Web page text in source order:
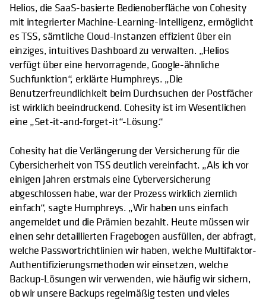
Helios, die SaaS-basierte Bedienoberfläche von Cohesity
mit integrierter Machine-Learning-Intelligenz, ermöglicht
es TSS, sämtliche Cloud-Instanzen effizient über ein
einziges, intuitives Dashboard zu verwalten. „Helios
verfügt über eine hervorragende, Google-ähnliche
Suchfunktion“, erklärte Humphreys. „Die
Benutzerfreundlichkeit beim Durchsuchen der Postfächer
ist wirklich beeindruckend. Cohesity ist im Wesentlichen
eine „Set-it-and-forget-it“-Lösung.“
Cohesity hat die Verlängerung der Versicherung für die
Cybersicherheit von TSS deutlich vereinfacht. „Als ich vor
einigen Jahren erstmals eine Cyberversicherung
abgeschlossen habe, war der Prozess wirklich ziemlich
einfach“, sagte Humphreys. „Wir haben uns einfach
angemeldet und die Prämien bezahlt. Heute müssen wir
einen sehr detaillierten Fragebogen ausfüllen, der abfragt,
welche Passwortrichtlinien wir haben, welche Multifaktor-
Authentifizierungsmethoden wir einsetzen, welche
Backup-Lösungen wir verwenden, wie häufig wir sichern,
ob wir unsere Backups regelmäßig testen und vieles